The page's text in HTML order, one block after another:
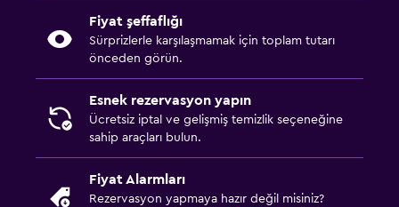
Fiyat şeffaflığı
Sürprizlerle karşılaşmamak için toplam tutarı
önceden görün.
Esnek rezervasyon yapın
Ücretsiz iptal ve gelişmiş temizlik seçeneğine
sahip araçları bulun.
Fiyat Alarmları
Rezervasyon yapmaya hazır değil misiniz?